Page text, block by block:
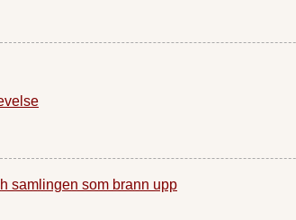
samlingen som brann upp